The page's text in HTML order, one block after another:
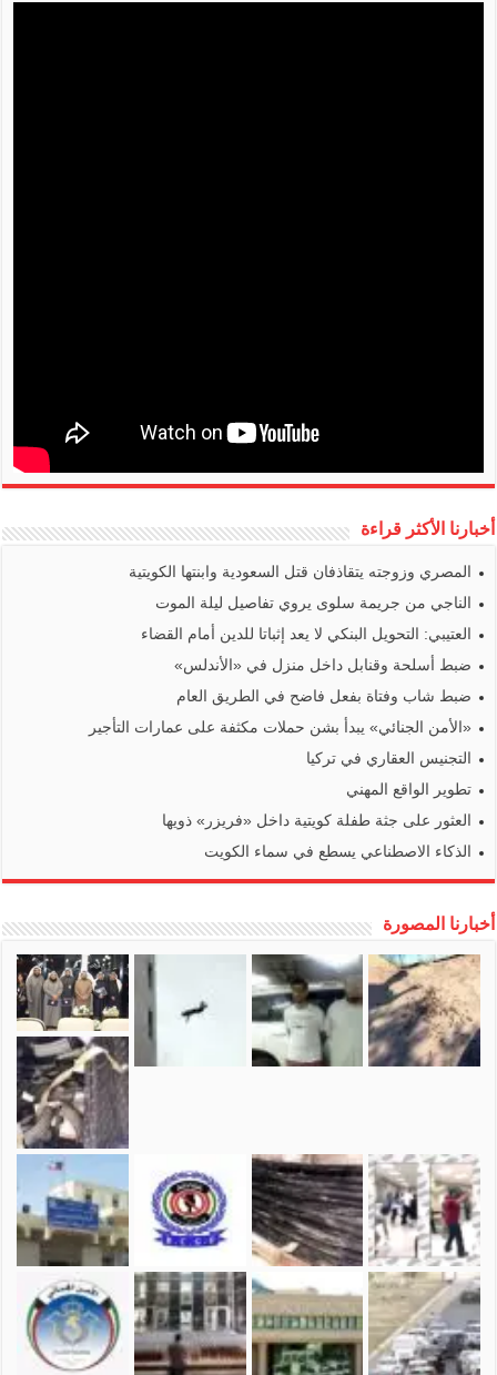
أخبارنا الأكثر قراءة
المصري وزوجته يتقاذفان قتل السعودية وابنتها الكويتية
الناجي من جريمة سلوى يروي تفاصيل ليلة الموت
العتيبي: التحويل البنكي لا يعد إثباتا للدين أمام القضاء
ضبط أسلحة وقنابل داخل منزل في «الأندلس»
ضبط شاب وفتاة بفعل فاضح في الطريق العام
«الأمن الجنائي» يبدأ بشن حملات مكثفة على عمارات التأجير
التجنيس العقاري في تركيا
تطوير الواقع المهني
العثور على جثة طفلة كويتية داخل «فريزر» ذويها
الذكاء الاصطناعي يسطع في سماء الكويت
أخبارنا المصورة